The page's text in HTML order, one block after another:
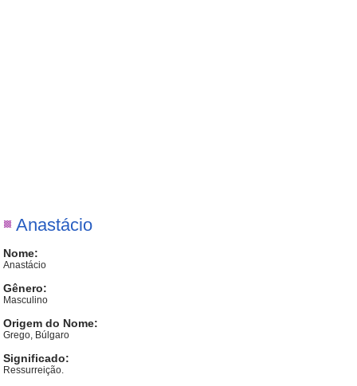
Anastácio
Nome:
Anastácio
Gênero:
Masculino
Origem do Nome:
Grego, Búlgaro
Significado:
Ressurreição.